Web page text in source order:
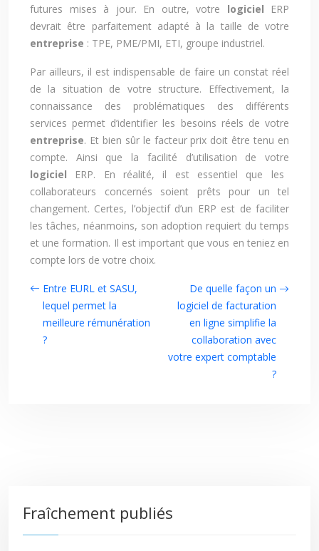
futures mises à jour. En outre, votre logiciel ERP
devrait être parfaitement adapté à la taille de votre
entreprise : TPE, PME/PMI, ETI, groupe industriel.
Par ailleurs, il est indispensable de faire un constat réel
de la situation de votre structure. Effectivement, la
connaissance des problématiques des différents
services permet d’identifier les besoins réels de votre
entreprise. Et bien sûr le facteur prix doit être tenu en
compte. Ainsi que la facilité d’utilisation de votre
logiciel ERP. En réalité, il est essentiel que les
collaborateurs concernés soient prêts pour un tel
changement. Certes, l’objectif d’un ERP est de faciliter
les tâches, néanmoins, son adoption requiert du temps
et une formation. Il est important que vous en teniez en
compte lors de votre choix.
Entre EURL et SASU,
lequel permet la
meilleure rémunération
?
De quelle façon un
logiciel de facturation
en ligne simplifie la
collaboration avec
votre expert comptable
?
Fraîchement publiés